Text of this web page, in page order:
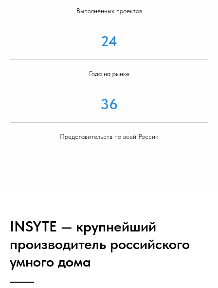
Выполненных проектов
24
Года на рынке
36
Представительств по всей России
INSYTE — крупнейший
производитель российского
умного дома